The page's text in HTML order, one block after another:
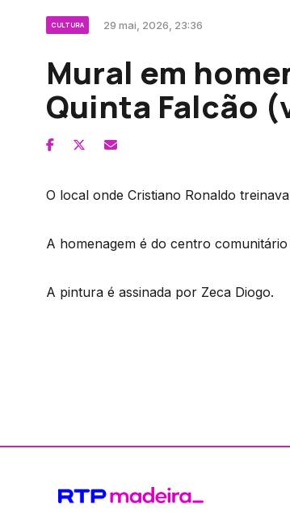
CULTURA 29 mai, 2026, 23:36
Mural em
Quinta Falcão
O local onde Cristiano Ronaldo
A homenagem é do centro comunitário
A pintura é assinada por Zeca Diogo.